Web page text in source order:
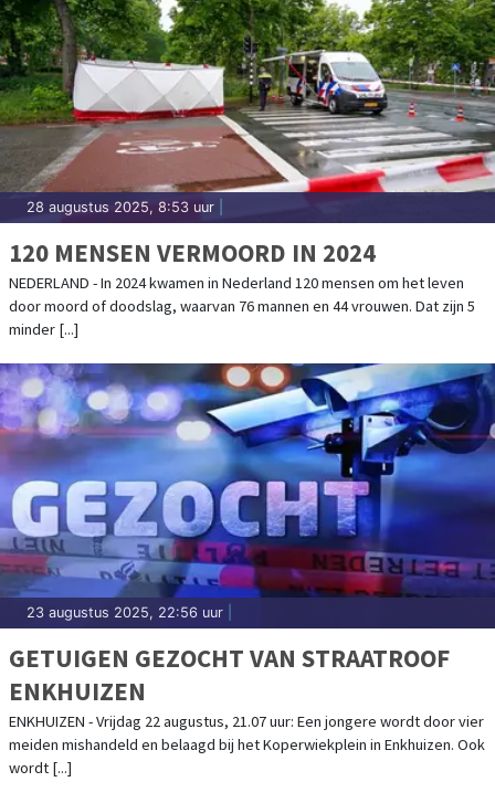
28 augustus 2025, 8:53 uur
120 MENSEN VERMOORD IN 2024
NEDERLAND - In 2024 kwamen in Nederland 120 mensen om het leven
door moord of doodslag, waarvan 76 mannen en 44 vrouwen. Dat zijn 5
minder [...]
23 augustus 2025, 22:56 uur
GETUIGEN GEZOCHT VAN STRAATROOF
ENKHUIZEN
ENKHUIZEN - Vrijdag 22 augustus, 21.07 uur: Een jongere wordt door vier
meiden mishandeld en belaagd bij het Koperwiekplein in Enkhuizen. Ook
wordt [...]